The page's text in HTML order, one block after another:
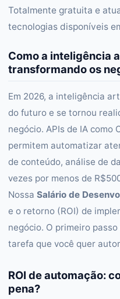
Totalmente gratuita e
tecnologias disponíveis
Como a inteligência
transformando os
Em 2026, a inteligência
do futuro e se tornou
negócio. APIs de IA como
permitem automatizar
de conteúdo, análise de
vezes por menos de
Nossa Salário de
e o retorno (ROI) de
negócio. O primeiro
tarefa que você quer
ROI de automação:
pena?